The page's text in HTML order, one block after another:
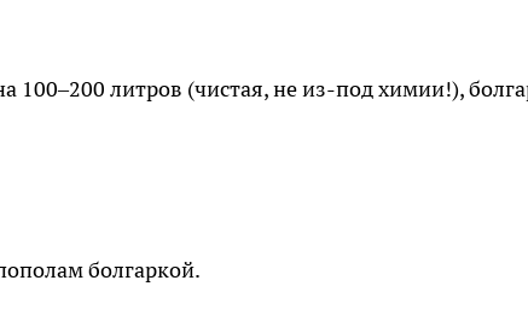
100–200 литров (чистая, не из-под химии!),
болгаркой.